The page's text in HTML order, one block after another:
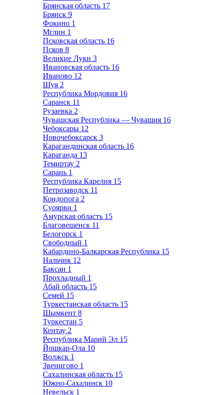
Брянская область 17
Брянск 9
Фокино 1
Мглин 1
Псковская область 16
Псков 8
Великие Луки 3
Ивановская область 16
Иваново 12
Шуя 2
Республика Мордовия 16
Саранск 11
Рузаевка 2
Чувашская Республика — Чувашия 16
Чебоксары 12
Новочебоксарск 3
Карагандинская область 16
Караганда 13
Темиртау 2
Сарань 1
Республика Карелия 15
Петрозаводск 11
Кондопога 2
Суоярви 1
Амурская область 15
Благовещенск 11
Белогорск 1
Свободный 1
Кабардино-Балкарская Республика 15
Нальчик 12
Баксан 1
Прохладный 1
Абай область 15
Семей 15
Туркестанская область 15
Шымкент 8
Туркестан 5
Кентау 2
Республика Марий Эл 15
Йошкар-Ола 10
Волжск 1
Звенигово 1
Сахалинская область 15
Южно-Сахалинск 10
Невельск 1